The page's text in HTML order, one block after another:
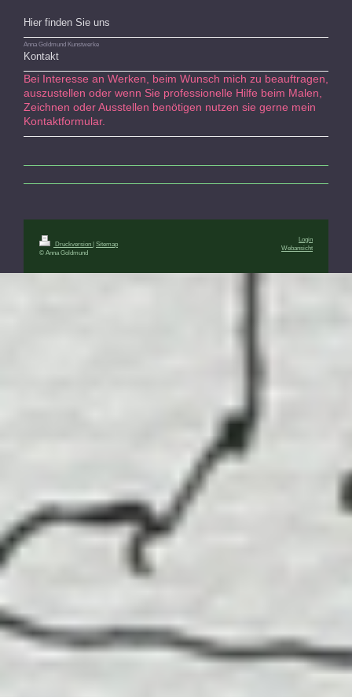
Hier finden Sie uns
Anna Goldmund Kunstwerke
Kontakt
Bei Interesse an Werken, beim Wunsch mich zu beauftragen,​
auszustellen oder wenn Sie professionelle Hilfe beim Malen,
Zeichnen oder Ausstellen benötigen nutzen sie gerne mein
Kontaktformular.
Druckversion | Sitemap
© Anna Goldmund
Login
Webansicht